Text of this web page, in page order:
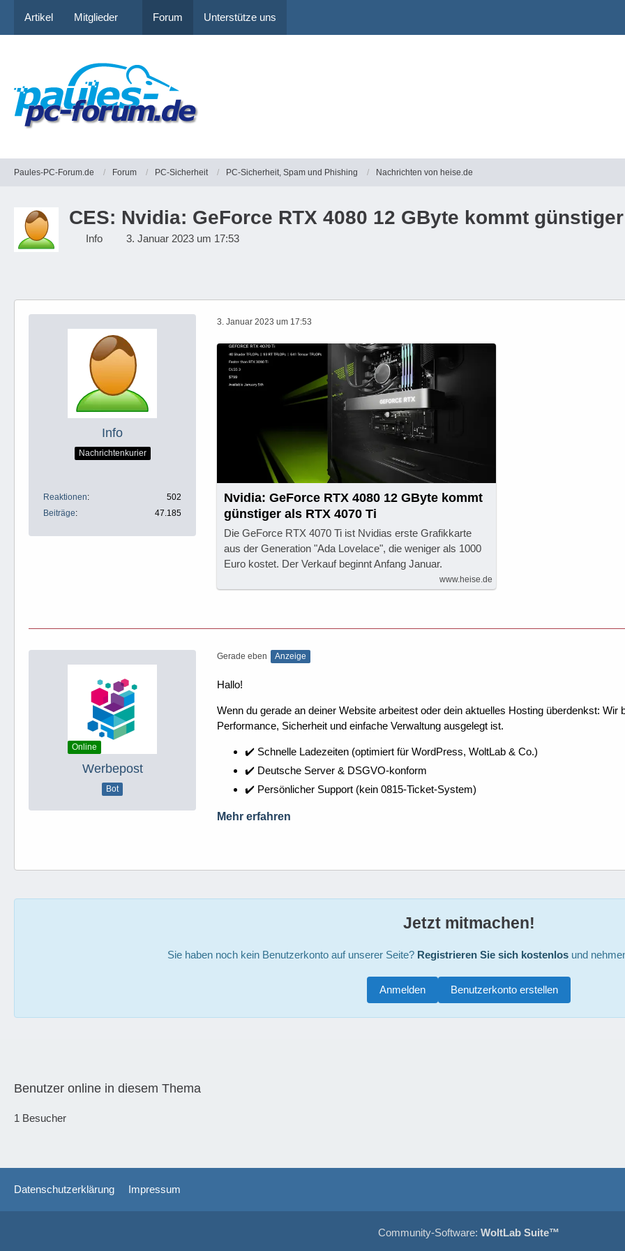
Artikel Mitglieder Forum Unterstütze uns
Paules-PC-Forum.de Forum PC-Sicherheit PC-Sicherheit, Spam und Phishing Nachrichten von heise.de
CES: Nvidia: GeForce RTX 4080 12 GByte kommt
Info 3. Januar 2023 um 17:53
Info
Nachrichtenkurier
Reaktionen
502
Beiträge
47.185
3. Januar 2023 um 17:53
Nvidia: GeForce RTX 4080 12 GByte kommt
günstiger als RTX 4070 Ti
Die GeForce RTX 4070 Ti ist Nvidias erste Grafikkarte
aus der Generation "Ada Lovelace", die weniger als 1000
Euro kostet. Der Verkauf beginnt Anfang Januar.
www.heise.de
Online
Werbepost
Bot
Gerade eben Anzeige
Hallo!
Wenn du gerade an deiner Website arbeitest oder dein aktuelles Hosting überdenkst:
Performance, Sicherheit und einfache Verwaltung ausgelegt ist.
✔️ Schnelle Ladezeiten (optimiert für WordPress, WoltLab & Co.)
✔️ Deutsche Server & DSGVO-konform
✔️ Persönlicher Support (kein 0815-Ticket-System)
Mehr erfahren
Jetzt mitmachen!
Sie haben noch kein Benutzerkonto auf unserer Seite? Registrieren Sie sich kostenlosund
Benutzerkonto erstellen
Anmelden
Benutzer online in diesem Thema
1 Besucher
Datenschutzerklärung Impressum
Community-Software: WoltLab Suite™